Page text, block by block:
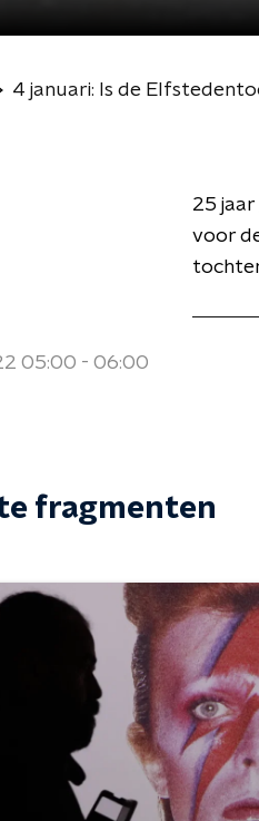
4 januari: Is de
05:00 - 06:00
25
voor
fragmenten